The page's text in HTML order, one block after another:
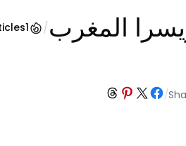
المغرب/
1
/
Share on Facebook
Share on X
Share on Pinterest
Share on Threads